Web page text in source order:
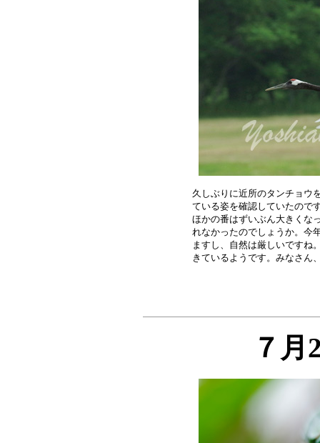
久しぶりに近所のタンチョウ
ている姿を確認していたので
ほかの番はずいぶん大きくな
れなかったのでしょうか。今
ますし、自然は厳しいですね
７月